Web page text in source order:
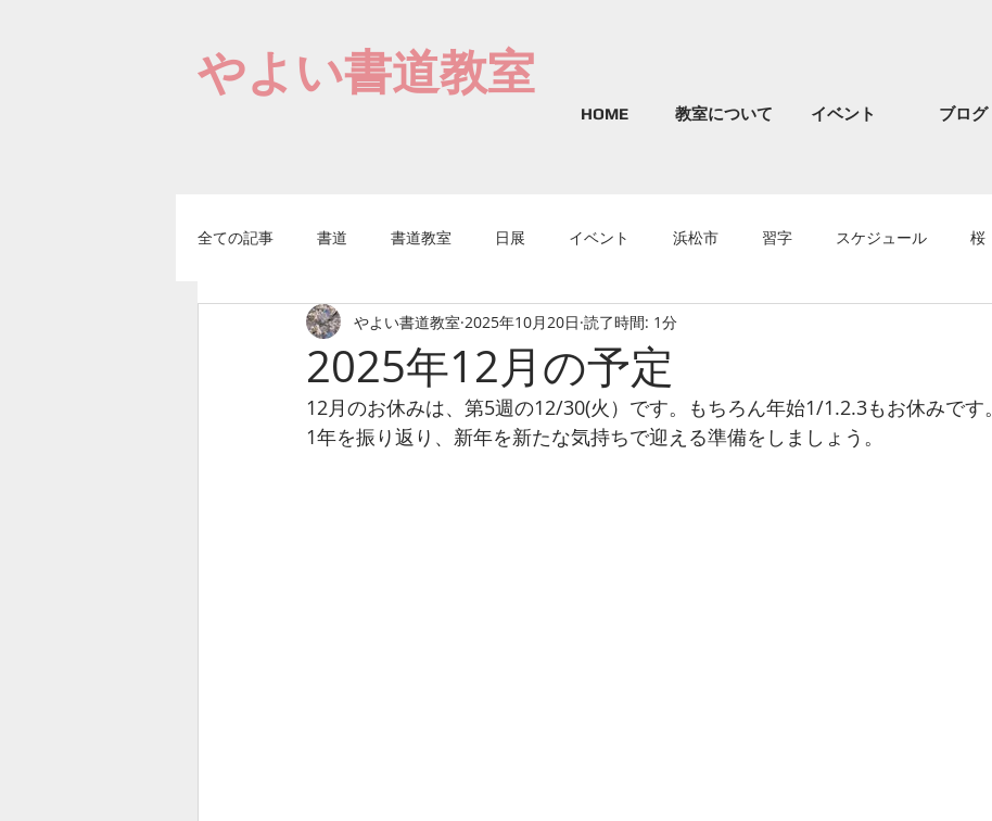
やよい書道教室
HOME 教室について イベント ブログ
全ての記事 書道 書道教室 日展 イベント 浜松市 習字 スケジュール 桜
2025年12月の予定
やよい書道教室 2025年10月20日 読了時間: 1分
12月のお休みは、第5週の12/30(火）です。もちろん年始1/1.2.3もお休みです。
1年を振り返り、新年を新たな気持ちで迎える準備をしましょう。